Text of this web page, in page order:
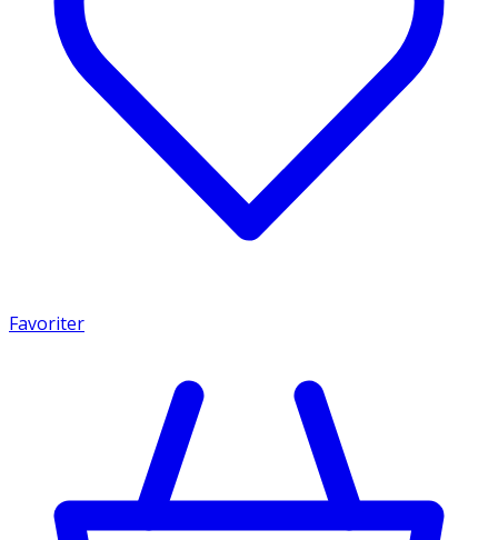
Favoriter